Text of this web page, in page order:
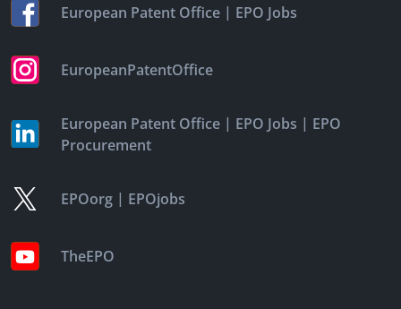
European Patent Office | EPO Jobs
EuropeanPatentOffice
European Patent Office | EPO Jobs | EPO
Procurement
EPOorg | EPOjobs
TheEPO